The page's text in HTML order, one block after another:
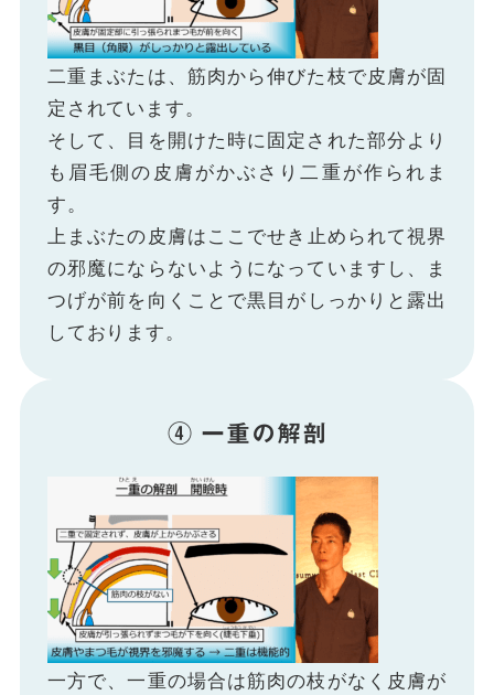
二重まぶたは、筋肉から伸びた枝で皮膚が固
定されています。
そして、目を開けた時に固定された部分より
も眉毛側の皮膚がかぶさり二重が作られま
す。
上まぶたの皮膚はここでせき止められて視界
の邪魔にならないようになっていますし、ま
つげが前を向くことで黒目がしっかりと露出
しております。
④ 一重の解剖
一方で、一重の場合は筋肉の枝がなく皮膚が